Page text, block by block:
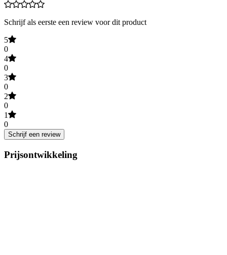
Schrijf als eerste een review voor dit product
5
0
4
0
3
0
2
0
1
0
Schrijf een review
Prijsontwikkeling